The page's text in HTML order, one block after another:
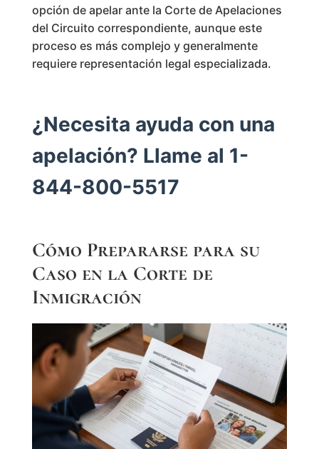
opción de apelar ante la Corte de Apelaciones
del Circuito correspondiente, aunque este
proceso es más complejo y generalmente
requiere representación legal especializada.
¿Necesita ayuda con una
apelación? Llame al 1-
844-800-5517
Cómo Prepararse para su
Caso en la Corte de
Inmigración